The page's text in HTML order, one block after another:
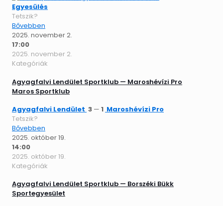
Egyesülés
Tetszik?
Bővebben
2025. november 2.
17:00
2025. november 2.
Kategóriák
Agyagfalvi Lendület Sportklub — Maroshévízi Pro
Maros Sportklub
Agyagfalvi Lendület 3 — 1 Maroshévízi Pro
Tetszik?
Bővebben
2025. október 19.
14:00
2025. október 19.
Kategóriák
Agyagfalvi Lendület Sportklub — Borszéki Bükk
Sportegyesület